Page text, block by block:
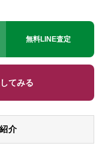
無料LINE査定
てみる
介